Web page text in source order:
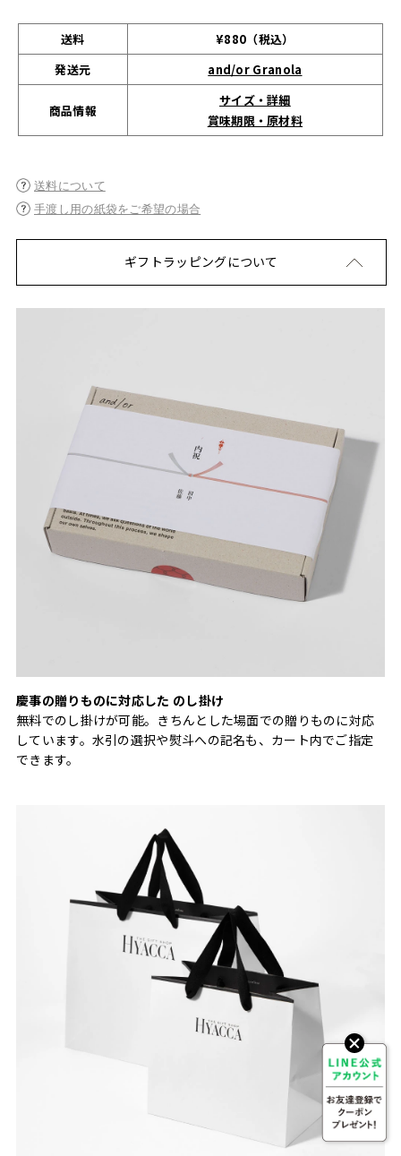
送料
¥880（税込）
発送元
and/or Granola
商品情報
サイズ・詳細
賞味期限・原材料
送料について
手渡し用の紙袋をご希望の場合
ギフトラッピングについて
慶事の贈りものに対応した のし掛け
無料でのし掛けが可能。きちんとした場面での贈りものに対応
しています。水引の選択や熨斗への記名も、カート内でご指定
できます。